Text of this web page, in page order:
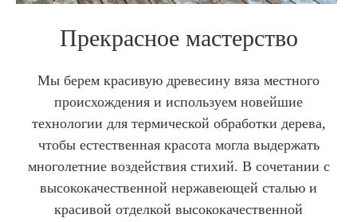
Прекрасное мастерство
Мы берем красивую древесину вяза местного
происхождения и используем новейшие
технологии для термической обработки дерева,
чтобы естественная красота могла выдержать
многолетние воздействия стихий. В сочетании с
высококачественной нержавеющей сталью и
красивой отделкой высококачественной